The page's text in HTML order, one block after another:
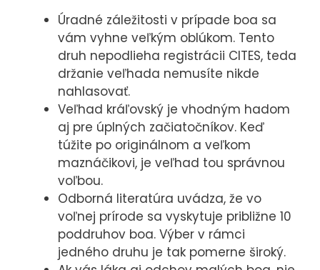
Úradné záležitosti v prípade boa sa
vám vyhne veľkým oblúkom. Tento
druh nepodlieha registrácii CITES, teda
držanie veľhada nemusíte nikde
nahlasovať.
Veľhad kráľovský je vhodným hadom
aj pre úplných začiatočníkov. Keď
túžite po originálnom a veľkom
maznáčikovi, je veľhad tou správnou
voľbou.
Odborná literatúra uvádza, že vo
voľnej prírode sa vyskytuje približne 10
poddruhov boa. Výber v rámci
jedného druhu je tak pomerne široký.